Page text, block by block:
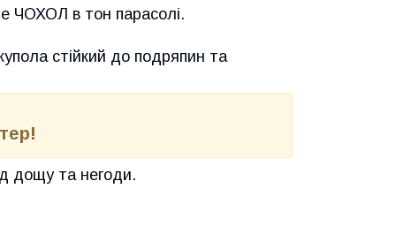
ЧОХОЛ в тон парасолі.
стійкий до подряпин та
дощу та негоди.